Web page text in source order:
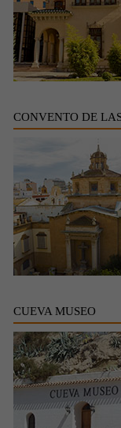
CONVENTO DE
CUEVA MUSEO